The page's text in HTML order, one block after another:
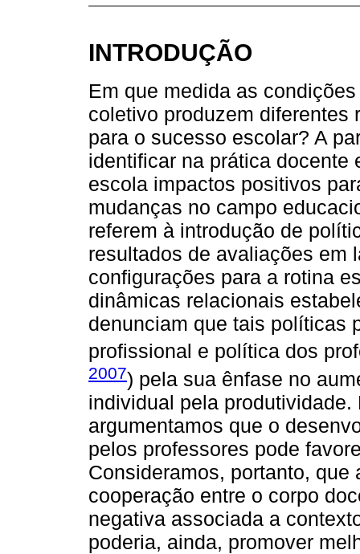
INTRODUÇÃO
Em que medida as
coletivo produzem diferentes
para o sucesso escolar? A
identificar na prática docente
escola impactos positivos
mudanças no campo
referem à introdução de
resultados de avaliações em
configurações para a rotina
dinâmicas relacionais
denunciam que tais políticas
profissional e política dos
2007) pela sua ênfase no
individual pela
argumentamos que o
pelos professores pode
Consideramos, portanto,
cooperação entre o corpo
negativa associada a
poderia, ainda, promover